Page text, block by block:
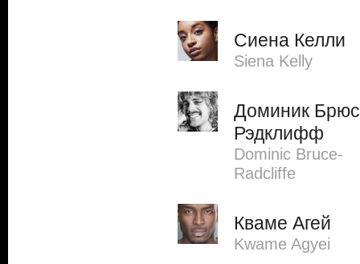
Сиена Келли
Siena Kelly
Доминик
Рэдклифф
Dominic Bruce-
Radcliffe
Кваме Агей
Kwame Agyei